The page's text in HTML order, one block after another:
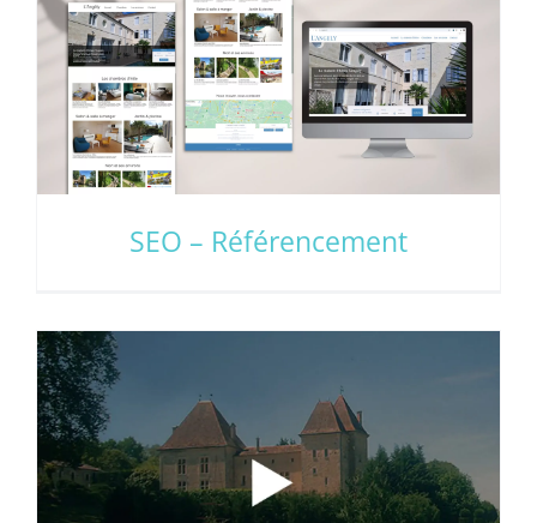
SEO – Référencement
Montages vidéo